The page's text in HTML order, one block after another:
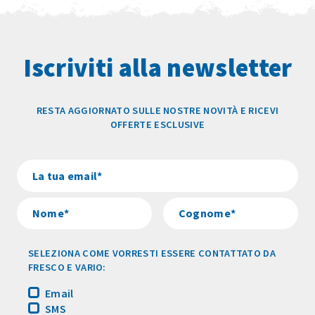
Iscriviti alla newsletter
RESTA AGGIORNATO SULLE NOSTRE NOVITÀ E RICEVI
OFFERTE ESCLUSIVE
SELEZIONA COME VORRESTI ESSERE CONTATTATO DA
FRESCO E VARIO:
Email
SMS